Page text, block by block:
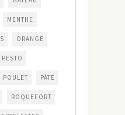
MENTHE
ORANGE
PESTO
POULET PÂTÉ
ROQUEFORT